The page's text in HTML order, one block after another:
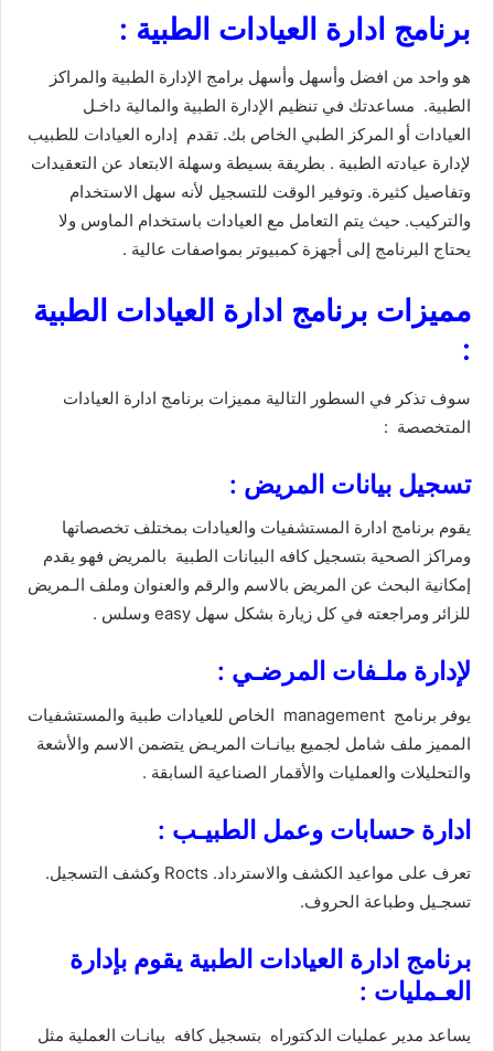
برنامج ادارة العيادات الطبية :
هو واحد من افضل وأسهل وأسهل برامج الإدارة الطبية والمراكز
الطبية. مساعدتك في تنظيم الإدارة الطبية والمالية داخـل
العيادات أو المركز الطبي الخاص بك. تقدم إداره العيادات للطبيب
لإدارة عيادته الطبية . بطريقة بسيطة وسهلة الابتعاد عن التعقيدات
وتفاصيل كثيرة. وتوفير الوقت للتسجيل لأنه سهل الاستخدام
والتركيب. حيث يتم التعامل مع العيادات باستخدام الماوس ولا
يحتاج البرنامج إلى أجهزة كمبيوتر بمواصفات عالية .
مميزات برنامج ادارة العيادات الطبية
:
سوف تذكر في السطور التالية مميزات برنامج ادارة العيادات
المتخصصة :
تسجيل بيانات المريض :
يقوم برنامج ادارة المستشفيات والعيادات بمختلف تخصصاتها
ومراكز الصحية بتسجيل كافه البيانات الطبية بالمريض فهو يقدم
إمكانية البحث عن المريض بالاسم والرقم والعنوان وملف الـمريض
للزائر ومراجعته في كل زيارة بشكل سهل easy وسلس .
لإدارة ملـفات المرضـي :
يوفر برنامج management الخاص للعيادات طبية والمستشفيات
المميز ملف شامل لجميع بيانـات المريـض يتضمن الاسم والأشعة
والتحليلات والعمليات والأقمار الصناعية السابقة .
ادارة حسابات وعمل الطبيـب :
تعرف على مواعيد الكشف والاسترداد. Rocts وكشف التسجيل.
تسجـيل وطباعة الحروف.
برنامج ادارة العيادات الطبية يقوم بإدارة
العـمليات :
يساعد مدير عمليات الدكتوراه بتسجيل كافه بيانـات العملية مثل